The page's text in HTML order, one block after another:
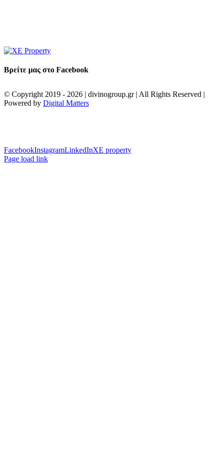
Βρείτε μας στο Facebook
© Copyright 2019 - 2026 | divinogroup.gr | All Rights Reserved |
Powered by Digital Matters
FacebookInstagramLinkedInXE property
Page load link